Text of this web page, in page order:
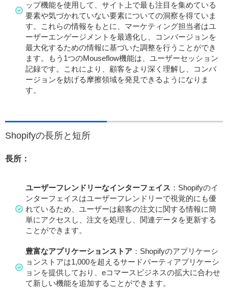
ップ機能を使用して、サイト上で最も注目を集めている
要素や気づかれていない要素についての洞察を得ていま
す。これらの情報をもとに、マーケティング担当者はユ
ーザーエンゲージメントを最適化し、コンバージョンを
最大化するための情報に基づいた調整を行うことができ
ます。もう1つのMouseflow機能は、ユーザーセッション
記録です。これにより、顧客をより深く理解し、コンバ
ージョンを妨げる摩擦領域を発見できるようになりま
す。
Shopifyの長所と短所
長所：
ユーザーフレンドリーなインターフェイス ：Shopifyのイ
ンターフェイスはユーザーフレンドリーで視覚的にも優
れているため、ユーザーは顧客の注文に関する情報に簡
単にアクセスし、注文を処理し、関連データを更新する
ことができます。
豊富なアプリケーションストア ：Shopifyのアプリケーシ
ョンストアは1,000を超えるサードパーティアプリケーシ
ョンを提供しており、eコマースビジネスの拡大に合わせ
て新しい機能を追加することができます。